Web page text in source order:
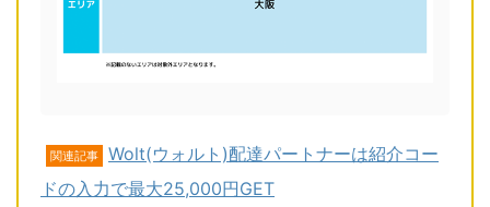
関連記事
Wolt(ウォルト)配達パートナーは紹介コー
ドの入力で最大25,000円GET